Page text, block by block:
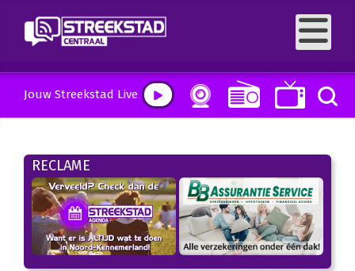
Jouw Streekstad Live
RECLAME